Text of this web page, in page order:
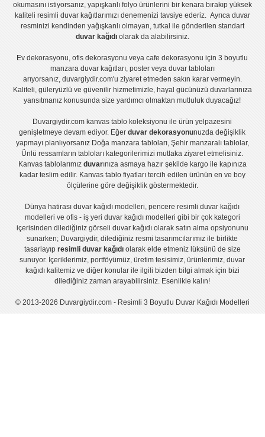
okumasını istiyorsanız, yapışkanlı folyoürünlerini bir kenara bırakıp yüksek
kaliteli resimli duvar kağıtlarımızı denemenizi tavsiye ederiz. Ayrıca duvar
resminizi kendinden yağışkanlı olmayan, tutkal ile gönderilen standart
duvar kağıdıolarak da alabilirsiniz.
Ev dekorasyonu,ofis dekorasyonu veyacafe dekorasyonu için3 boyutlu
manzara duvar kağıtları, posterveya duvar tabloları
arıyorsanız, duvargiydir.com'u ziyaret etmeden sakın karar vermeyin.
Kaliteli, güleryüzlü ve güvenilir hizmetimizle, hayal gücünüzü duvarlarınıza
yansıtmanız konusunda size yardımcı olmaktan mutluluk duyacağız!
Duvargiydir.com kanvas tablo koleksiyonu ile ürün yelpazesini
genişletmeye devam ediyor. Eğerduvar dekorasyonunuzda değişiklik
yapmayı planlıyorsanız Doğa manzara tabloları, Şehir manzaralı tablolar,
Ünlü ressamların tabloları kategorilerimizi mutlaka ziyaret etmelisiniz.
Kanvas tablolarımız duvarınıza asmaya hazır şekilde kargo ile kapınıza
kadar teslim edilir. Kanvas tablo fiyatlarıtercih edilen ürünün en ve boy
ölçülerine göre değişiklik göstermektedir.
Dünya hatirası duvar kağıdı modelleri,pencere resimli duvar kağıdı
modelleri ve ofis - iş yeri duvar kağıdı modelleri gibi bir çok kategori
içerisinden dilediğiniz görseli duvar kağıdı olarak satın alma opsiyonunu
sunarken; Duvargiydir, dilediğiniz resmi tasarımcılarımız ile birlikte
tasarlayıp resimli duvar kağıdıolarak elde etmeniz lüksünü de size
sunuyor. İçeriklerimiz, portföyümüz, üretim tesisimiz, ürünlerimiz, duvar
kağıdı kalitemiz ve diğer konular ile ilgili bizden bilgi almak için bizi
dilediğiniz zaman arayabilirsiniz. Esenlikle kalın!
© 2013-2026 Duvargiydir.com - Resimli 3 Boyutlu Duvar Kağıdı Modelleri